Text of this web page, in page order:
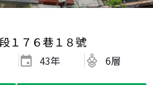
１７６巷１８號
43年 6層